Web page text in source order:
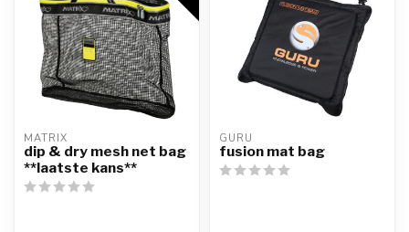
MATRIX
dip & dry mesh net bag
**laatste kans**
GURU
fusion mat bag